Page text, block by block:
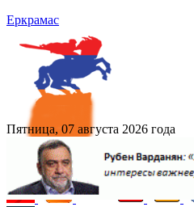
Еркрамас
Пятница, 07 августа 2026 года